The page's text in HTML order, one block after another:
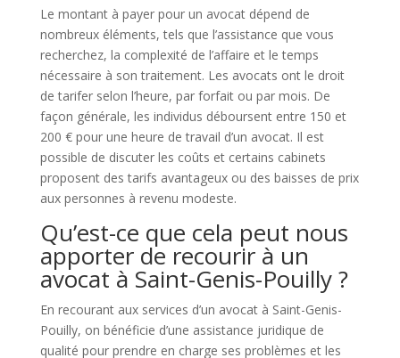
Le montant à payer pour un avocat dépend de
nombreux éléments, tels que l’assistance que vous
recherchez, la complexité de l’affaire et le temps
nécessaire à son traitement. Les avocats ont le droit
de tarifer selon l’heure, par forfait ou par mois. De
façon générale, les individus déboursent entre 150 et
200 € pour une heure de travail d’un avocat. Il est
possible de discuter les coûts et certains cabinets
proposent des tarifs avantageux ou des baisses de prix
aux personnes à revenu modeste.
Qu’est-ce que cela peut nous
apporter de recourir à un
avocat à Saint-Genis-Pouilly ?
En recourant aux services d’un avocat à Saint-Genis-
Pouilly, on bénéficie d’une assistance juridique de
qualité pour prendre en charge ses problèmes et les